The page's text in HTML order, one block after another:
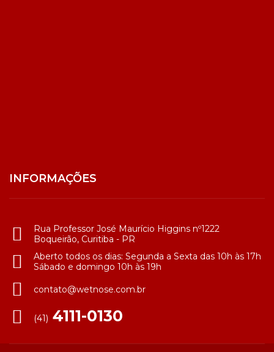
INFORMAÇÕES
Rua Professor José Maurício Higgins nº1222
Boqueirão, Curitiba - PR
Aberto todos os dias: Segunda a Sexta das 10h às 17h
Sábado e domingo 10h às 19h
contato@wetnose.com.br
(41) 4111-0130